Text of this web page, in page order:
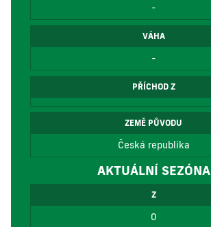
-
VÁHA
-
PŘÍCHOD Z
ZEMĚ PŮVODU
Česká republika
AKTUÁLNÍ SEZÓNA
Z
0